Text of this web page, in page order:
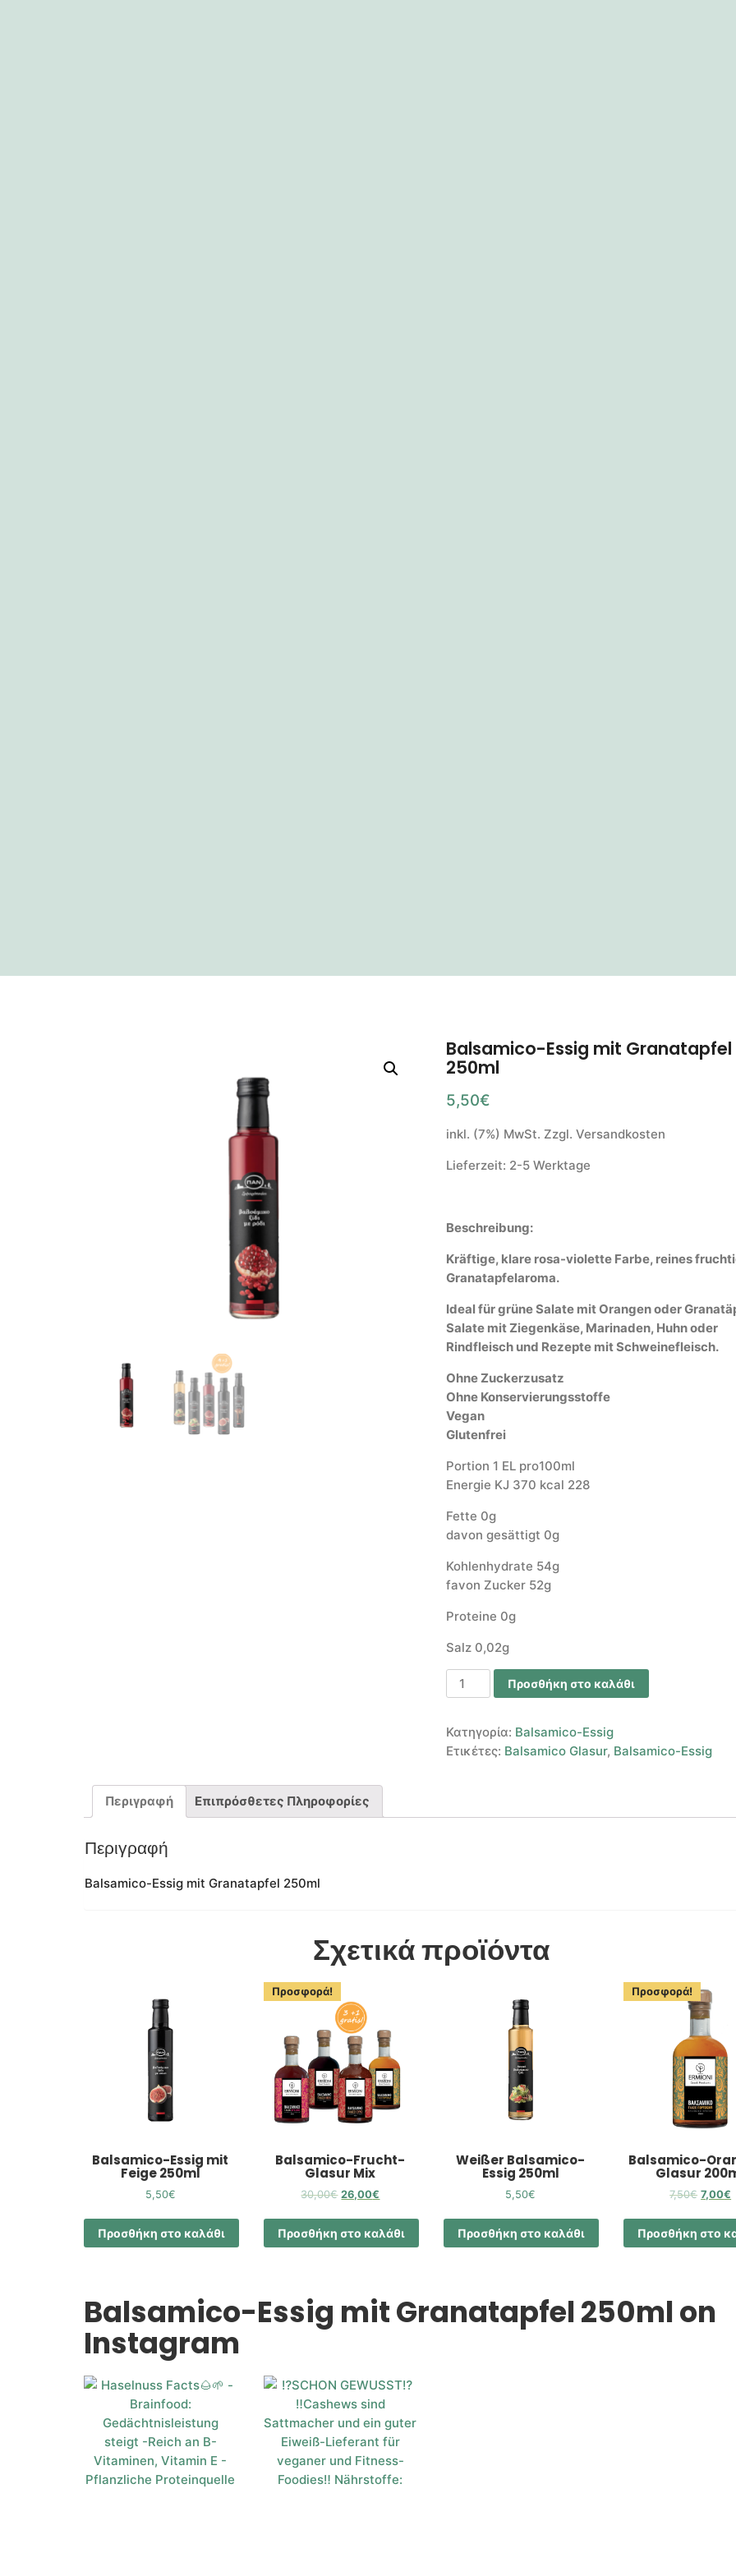
Balsamico-Essig mit Granatapfel
250ml
5,50€
inkl. (7%) MwSt. Zzgl. Versandkosten
Lieferzeit: 2-5 Werktage
Beschreibung:
Kräftige, klare rosa-violette Farbe, reines
Granatapfelaroma.
Ideal für grüne Salate mit Orangen oder
Salate mit Ziegenkäse, Marinaden, Huhn oder
Rindfleisch und Rezepte mit Schweinefleisch.
Ohne Zuckerzusatz
Ohne Konservierungsstoffe
Vegan
Glutenfrei
Portion 1 EL pro100ml
Energie KJ 370 kcal 228
Fette 0g
davon gesättigt 0g
Kohlenhydrate 54g
favon Zucker 52g
Proteine 0g
Salz 0,02g
Προσθήκη στο καλάθι
Κατηγορία: Balsamico-Essig
Ετικέτες: Balsamico Glasur, Balsamico-Essig
Περιγραφή Επιπρόσθετες Πληροφορίες
Περιγραφή
Balsamico-Essig mit Granatapfel 250ml
Σχετικά προϊόντα
Balsamico-Essig mit
Feige 250ml
5,50€
Προσθήκη στο καλάθι
Προσφορά!
Balsamico-Frucht-
Glasur Mix
30,00€ 26,00€
Προσθήκη στο καλάθι
Weißer Balsamico-
Essig 250ml
5,50€
Προσθήκη στο καλάθι
Προσφορά!
Balsamico-
Glasur
7,50€ 7,00€
Προσθήκη στο
Balsamico-Essig mit Granatapfel 250ml on
Instagram